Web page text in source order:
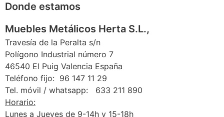
Donde estamos
Muebles Metálicos Herta S.L.,
Travesía de la Peralta s/n
Polígono Industrial número 7
46540 El Puig Valencia España
Teléfono fijo: 96 147 11 29
Tel. móvil / whatsapp: 633 211 890
Horario:
Lunes a Jueves de 9-14h y 15-18h